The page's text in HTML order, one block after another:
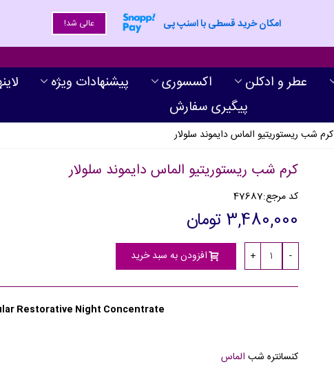
امکان خرید قسطی با اسنپ پی عالی شد!
عطر و ادکلن اکسسوری پیشنهادات ویژه
پیگیری سفارش
کرم شب ریستوریتیو الماس دایموند سلولار
کرم شب ریستوریتیو الماس دایموند سلولار
کد مرجع:47687
3,480,000 تومان
-
+ افزودن به سبد خرید
Restorative Night Concentrate
کنسانتره شب الماس